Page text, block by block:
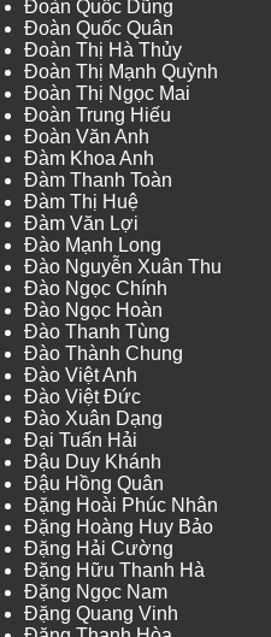
Đoàn Quốc Dũng
Đoàn Quốc Quân
Đoàn Thị Hà Thủy
Đoàn Thị Mạnh Quỳnh
Đoàn Thị Ngọc Mai
Đoàn Trung Hiếu
Đoàn Văn Anh
Đàm Khoa Anh
Đàm Thanh Toàn
Đàm Thị Huệ
Đàm Văn Lợi
Đào Mạnh Long
Đào Nguyễn Xuân Thu
Đào Ngọc Chính
Đào Ngọc Hoàn
Đào Thanh Tùng
Đào Thành Chung
Đào Việt Anh
Đào Việt Đức
Đào Xuân Dạng
Đại Tuấn Hải
Đậu Duy Khánh
Đậu Hồng Quân
Đặng Hoài Phúc Nhân
Đặng Hoàng Huy Bảo
Đặng Hải Cường
Đặng Hữu Thanh Hà
Đặng Ngọc Nam
Đặng Quang Vinh